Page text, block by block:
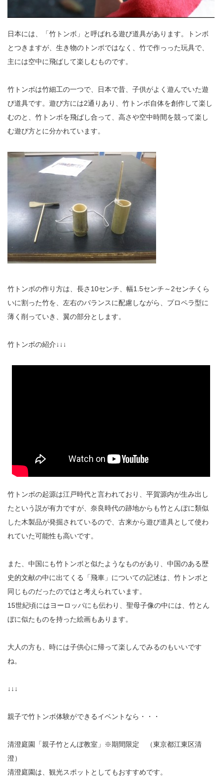
日本には、「竹トンボ」と呼ばれる遊び道具があります。トンボ
とつきますが、生き物のトンボではなく、竹で作っった玩具で、
主には空中に飛ばして楽しむものです。
竹トンボは竹細工の一つで、日本で昔、子供がよく遊んでいた遊
び道具です。遊び方には2通りあり、竹トンボ自体を創作して楽し
むのと、竹トンボを飛ばし合って、高さや空中時間を競って楽し
む遊び方とに分かれています。
竹トンボの作り方は、長さ10センチ、幅1.5センチ～2センチくら
いに割った竹を、左右のバランスに配慮しながら、プロペラ型に
薄く削っていき、翼の部分とします。
竹トンボの紹介↓↓↓
竹トンボの起源は江戸時代と言われており、平賀源内が生み出し
たという説が有力ですが、奈良時代の跡地からも竹とんぼに類似
した木製品が発掘されているので、古来から遊び道具として使わ
れていた可能性も高いです。
また、中国にも竹トンボと似たようなものがあり、中国のある歴
史的文献の中に出てくる「飛車」についての記述は、竹トンボと
同じものだったのではと考えられています。
15世紀頃にはヨーロッパにも伝わり、聖母子像の中には、竹とん
ぼに似たものを持った絵画もあります。
大人の方も、時には子供心に帰って楽しんでみるのもいいです
ね。
↓↓↓
親子で竹トンボ体験ができるイベントなら・・・
清澄庭園「親子竹とんぼ教室」※期間限定 （東京都江東区清
澄）
清澄庭園は、観光スポットとしてもおすすめです。